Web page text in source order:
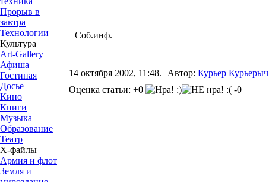
Прорыв в
завтра
Технологии
Культура
Art-Gallery
Афиша
Гостиная
Досье
Кино
Книги
Музыка
Образование
Театр
Х-файлы
Армия и флот
Земля и
Соб.инф.
14 октября 2002, 11:48. Автор: Курьер Курьерыч
Оценка статьи: +0
-0